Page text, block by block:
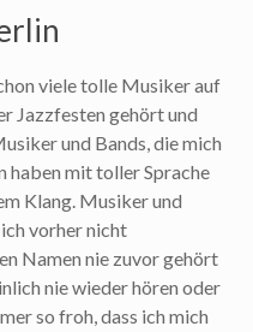
viele tolle Musiker auf
Jazzfesten gehört und
und Bands, die mich
haben mit toller Sprache
Klang. Musiker und
vorher nicht
Namen nie zuvor gehört
nie wieder hören oder
so froh, dass ich mich